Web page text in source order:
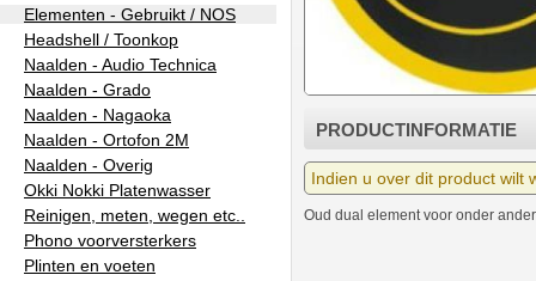
Elementen - Gebruikt / NOS
Headshell / Toonkop
Naalden - Audio Technica
Naalden - Grado
Naalden - Nagaoka
Naalden - Ortofon 2M
Naalden - Overig
Okki Nokki Platenwasser
Reinigen, meten, wegen etc..
Phono voorversterkers
Plinten en voeten
PRODUCTINFORMATIE
Indien u over dit product wilt
Oud dual element voor onder